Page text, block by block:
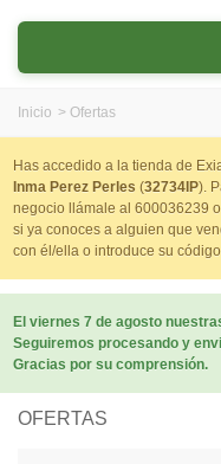
Inicio > Ofertas
Has accedido a la tienda de
Inma Perez Perles (32734IP).
negocio llámale al 600036239
si ya conoces a alguien que
con él/ella o introduce su
El viernes 7 de agosto
Seguiremos procesando y
Gracias por su comprensión.
OFERTAS